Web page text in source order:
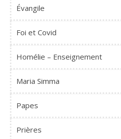
Évangile
Foi et Covid
Homélie – Enseignement
Maria Simma
Papes
Prières